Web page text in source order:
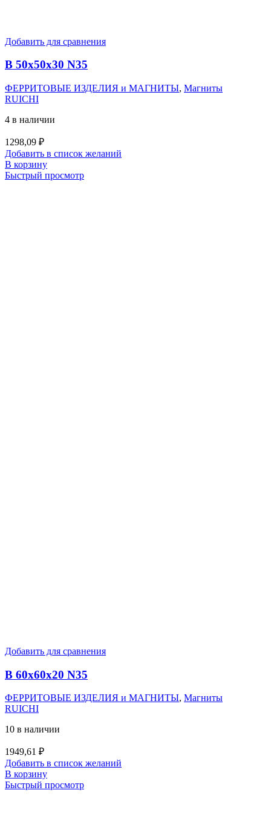
Добавить для сравнения
B 50x50x30 N35
ФЕРРИТОВЫЕ ИЗДЕЛИЯ и МАГНИТЫ, Магниты
RUICHI
4 в наличии
1298,09 ₽
Добавить в список желаний
В корзину
Быстрый просмотр
Добавить для сравнения
B 60x60x20 N35
ФЕРРИТОВЫЕ ИЗДЕЛИЯ и МАГНИТЫ, Магниты
RUICHI
10 в наличии
1949,61 ₽
Добавить в список желаний
В корзину
Быстрый просмотр